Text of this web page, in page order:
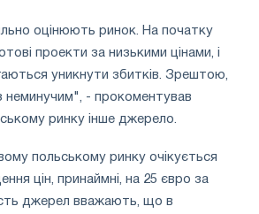
оцінюють ринок. На початку
проекти за низькими цінами, і
уникнути збитків. Зрештою,
неминучим", - прокоментував
ринку інше джерело.
польському ринку очікується
цін, принаймні, на 25 євро за
джерел вважають, що в